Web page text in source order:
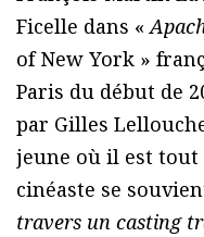
Ficelle dans «
of New York »
Paris du début de
par Gilles
jeune où il est
cinéaste se
travers un casting